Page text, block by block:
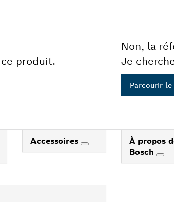
produit.
Non, la
Je
Parcourir le
Accessoires
À propos
Bosch